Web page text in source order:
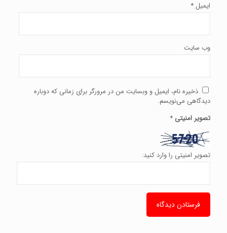
ایمیل *
وب‌ سایت
ذخیره نام، ایمیل و وبسایت من در مرورگر برای زمانی که دوباره
دیدگاهی می‌نویسم.
تصویر امنیتی *
تصویر امنیتی را وارد کنید: